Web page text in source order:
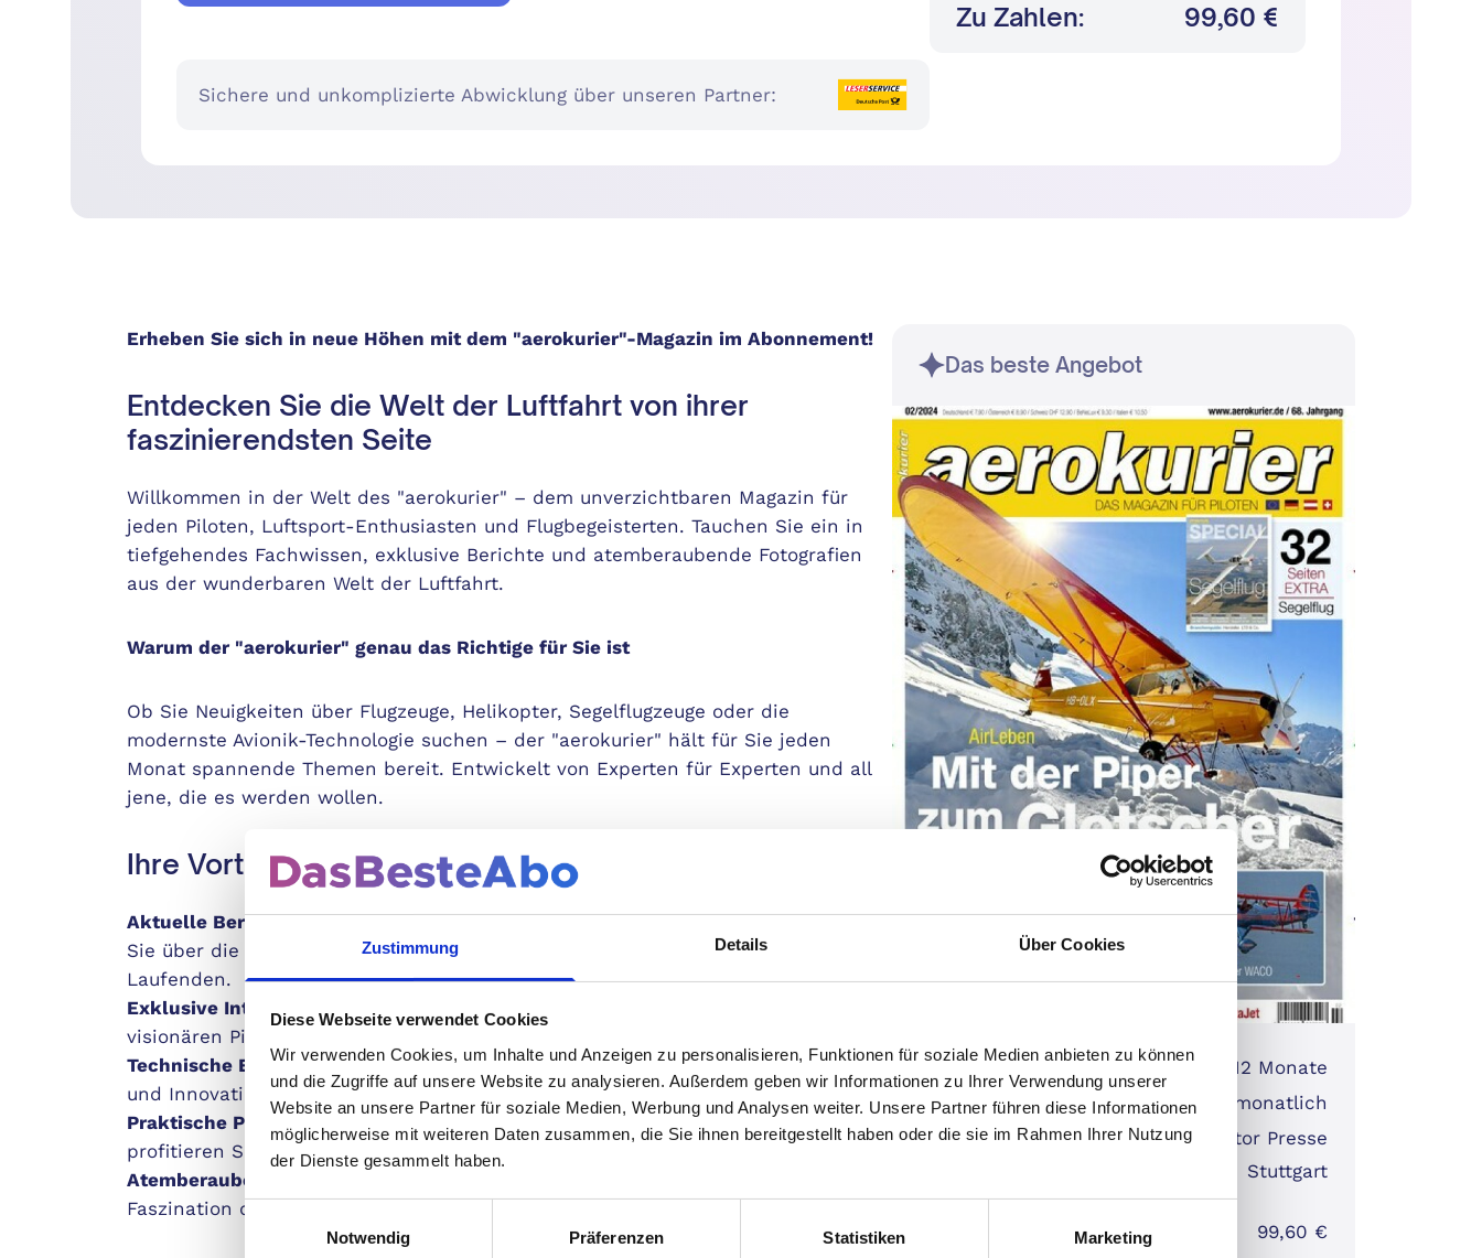
Zustimmung Details Über Cookies
Diese Webseite verwendet Cookies
Wir verwenden Cookies, um Inhalte und Anzeigen zu personalisieren, Funktionen für soziale Medien anbieten zu können
und die Zugriffe auf unsere Website zu analysieren. Außerdem geben wir Informationen zu Ihrer Verwendung unserer
Website an unsere Partner für soziale Medien, Werbung und Analysen weiter. Unsere Partner führen diese Informationen
möglicherweise mit weiteren Daten zusammen, die Sie ihnen bereitgestellt haben oder die sie im Rahmen Ihrer Nutzung
der Dienste gesammelt haben.
Einwilligungsauswahl
Notwendig
Präferenzen Statistiken Marketing
Sichere und unkomplizierte Abwicklung über unseren Partner:
Zu Zahlen: 99,60 €
Erheben Sie sich in neue Höhen mit dem "aerokurier"-Magazin im Abonnement!
Entdecken Sie die Welt der Luftfahrt von ihrer
faszinierendsten Seite
Willkommen in der Welt des "aerokurier" – dem unverzichtbaren Magazin für
jeden Piloten, Luftsport-Enthusiasten und Flugbegeisterten. Tauchen Sie ein in
tiefgehendes Fachwissen, exklusive Berichte und atemberaubende Fotografien
aus der wunderbaren Welt der Luftfahrt.
Warum der "aerokurier" genau das Richtige für Sie ist
Ob Sie Neuigkeiten über Flugzeuge, Helikopter, Segelflugzeuge oder die
modernste Avionik-Technologie suchen – der "aerokurier" hält für Sie jeden
Monat spannende Themen bereit. Entwickelt von Experten für Experten und all
jene, die es werden wollen.
Ihre Vorteile auf einen Blick
Aktuelle Berichte und Analysen:Immer am Puls der Zeit, hält der "aerokurier"
Sie über die neuesten Entwicklungen in der Luftfahrtindustrie auf dem
Laufenden.
Exklusive Interviews:Lesen Sie spannende Gespräche mit Branchenführern und
visionären Piloten.
Technische Einblicke:Tiefgehende Artikel über die technische Weiterentwicklung
und Innovationen in der Luftfahrt.
Praktische Pilotentipps:
Von Flugmanövern bis hin zu Sicherheitsaspekten –
profitieren Sie von der Erfahrung erfahrener Flieger.
Atemberaubende Fotografie:
Faszination des Fliegens perfekt einfangen.
Das beste Angebot
Mindestlaufzeit:
12 Monate
Erscheint:
monatlich
Motor Presse
Stuttgart
Günstigster Preis:
99,60 €